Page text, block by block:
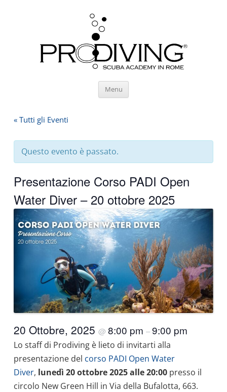
Menu Vai
« Tutti gli Eventi
Questo evento è passato.
Presentazione Corso PADI Open
Water Diver – 20 ottobre 2025
20 Ottobre, 2025@8:00 pm–9:00 pm
Lo staff di Prodiving è lieto di invitarti alla
presentazione del corso PADI Open Water
Diver, lunedì 20 ottobre 2025 alle 20:00 presso il
circolo New Green Hill in Via della Bufalotta, 663.